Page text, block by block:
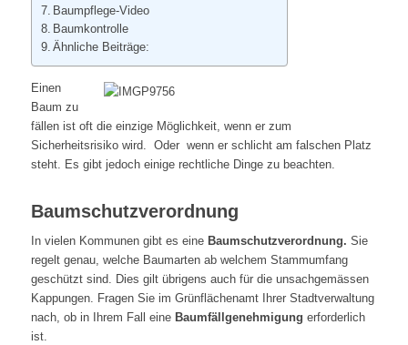
Baumpflege-Video
Baumkontrolle
Ähnliche Beiträge:
Einen
Baum zu
fällen ist oft die einzige Möglichkeit, wenn er zum
Sicherheitsrisiko wird. Oder wenn er schlicht am falschen Platz
steht. Es gibt jedoch einige rechtliche Dinge zu beachten.
Baumschutzverordnung
In vielen Kommunen gibt es eine Baumschutzverordnung. Sie
regelt genau, welche Baumarten ab welchem Stammumfang
geschützt sind. Dies gilt übrigens auch für die unsachgemässen
Kappungen. Fragen Sie im Grünflächenamt Ihrer Stadtverwaltung
nach, ob in Ihrem Fall eine Baumfällgenehmigung erforderlich
ist.